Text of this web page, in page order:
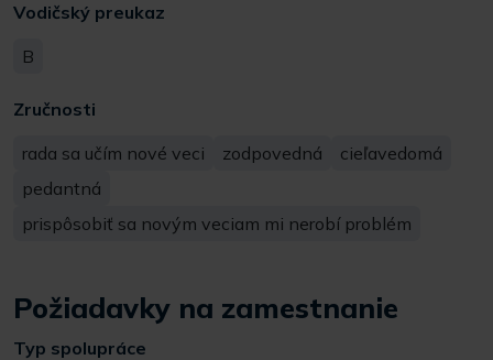
Vodičský preukaz
B
Zručnosti
rada sa učím nové veci
zodpovedná
cieľavedomá
pedantná
prispôsobiť sa novým veciam mi nerobí problém
Požiadavky na zamestnanie
Typ spolupráce